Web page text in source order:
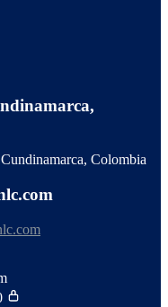
Colombia